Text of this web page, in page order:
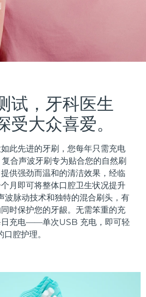
试，牙科医生
受大众喜爱。
此先进的牙刷，您每年只需充电
合声波牙刷专为贴合您的自然刷
供强劲而温和的清洁效果，经临
月即可将整体口腔卫生状况提升
波脉动技术和独特的混合刷头，有
时保护您的牙龈。无需笨重的充
日充电——单次USB 充电，即可轻
腔护理。
4 套装
massage
4 Plus
LED heating
2 套装
toning
2 go
toning on-the-go
3 套装
facial hydration
infrared and red light therapy
口腔护理
4
silicone sonic toothbrush
hybrid silicone sonic toothbrush
LED治疗
预计送达日期08/08/2026
预计送达日期09/08/2026
预计送达日期 08/08/2026
预计送达日期14/08/2026
维那 预计送达日期11/08/2026
预计送达日期13/08/2026
预计送达日期